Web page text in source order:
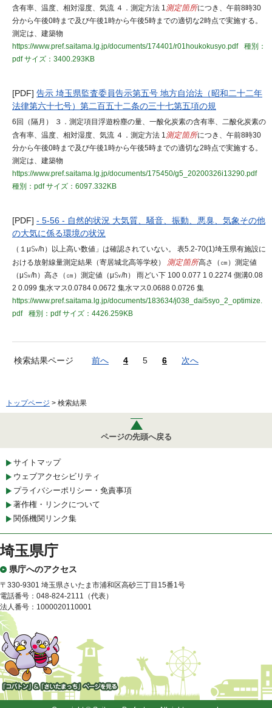
含有率、温度、相対湿度、気流 ４．測定方法 1測定箇所につき、午前8時30
分から午後0時まで及び午後1時から午後5時までの適切な2時点で実施する。
測定は、建築物
https://www.pref.saitama.lg.jp/documents/174401/r01houkokusyo.pdf
種別：
pdfサイズ：3400.293KB
[PDF] 告示 埼玉県監査委員告示第五号 地方自治法（昭和二十二年
法律第六十七号）第二百五十二条の三十七第五項の規
6回（隔月） ３．測定項目浮遊粉塵の量、一酸化炭素の含有率、二酸化炭素の
含有率、温度、相対湿度、気流 ４．測定方法 1測定箇所につき、午前8時30
分から午後0時まで及び午後1時から午後5時までの適切な2時点で実施する。
測定は、建築物
https://www.pref.saitama.lg.jp/documents/175450/g5_20200326i13290.pdf
種別：pdfサイズ：6097.332KB
[PDF] - 5-56 - 自然的状況 大気質、騒音、振動、悪臭、気象その他
の大気に係る環境の状況
（１μ㏜/h）以上高い数値」は確認されていない。 表5.2-70(1)埼玉県有施設に
おける放射線量測定結果（寄居城北高等学校） 測定箇所高さ（㎝）測定値
（μ㏜/h）高さ（㎝）測定値（μ㏜/h） 雨どい下 100 0.077 1 0.2274 側溝0.08
2 0.099 集水マス0.0784 0.0672 集水マス0.0688 0.0726 集
https://www.pref.saitama.lg.jp/documents/183634/j038_dai5syo_2_optimize.
pdf
種別：pdfサイズ：4426.259KB
検索結果ページ 前へ 4 5 6 次へ
トップページ > 検索結果
ページの先頭へ戻る
サイトマップ
ウェブアクセシビリティ
プライバシーポリシー・免責事項
著作権・リンクについて
関係機関リンク集
埼玉県庁
県庁へのアクセス
〒330-9301 埼玉県さいたま市浦和区高砂三丁目15番1号
電話番号：048-824-2111（代表）
法人番号：1000020110001
「コバトン」&「さいたまっ